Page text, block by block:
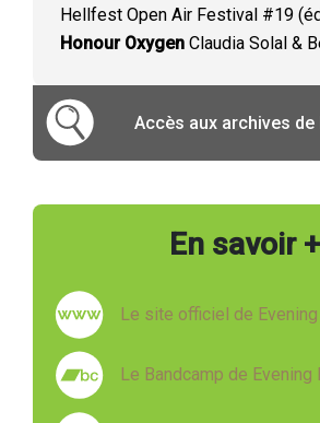
Hellfest Open Air Festival #19
Honour Oxygen Claudia Solal &
Accès aux archives de
En savoir +
Le site officiel de
Le Bandcamp de Evening